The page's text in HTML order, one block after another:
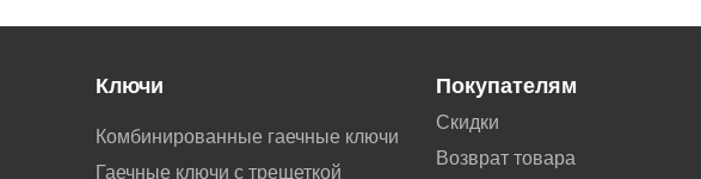
Ключи
Комбинированные гаечные ключи
Гаечные ключи с трещеткой
Покупателям
Скидки
Возврат товара